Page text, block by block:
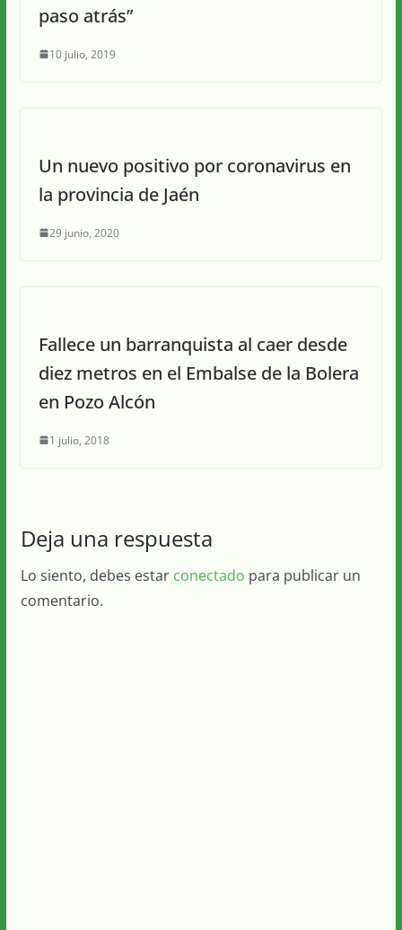
paso atrás”
10 julio, 2019
Un nuevo positivo por coronavirus en
la provincia de Jaén
29 junio, 2020
Fallece un barranquista al caer desde
diez metros en el Embalse de la Bolera
en Pozo Alcón
1 julio, 2018
Deja una respuesta
Lo siento, debes estar conectado para publicar un
comentario.